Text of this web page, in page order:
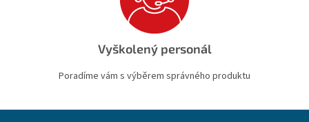
Vyškolený personál
Poradíme vám s výběrem správného produktu